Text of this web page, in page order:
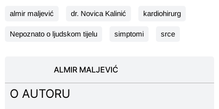
almir maljević dr. Novica Kalinić kardiohirurg
Nepoznato o ljudskom tijelu simptomi srce
ALMIR MALJEVIĆ
O AUTORU